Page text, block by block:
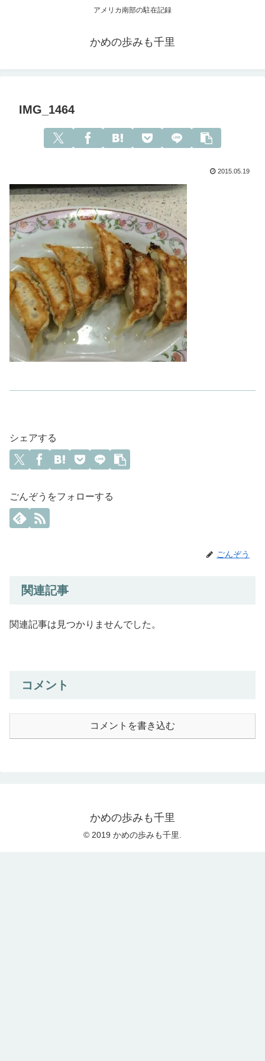
アメリカ南部の駐在記録
かめの歩みも千里
IMG_1464
2015.05.19
シェアする
ごんぞうをフォローする
ごんぞう
関連記事
関連記事は見つかりませんでした。
コメント
コメントを書き込む
かめの歩みも千里
© 2019 かめの歩みも千里.